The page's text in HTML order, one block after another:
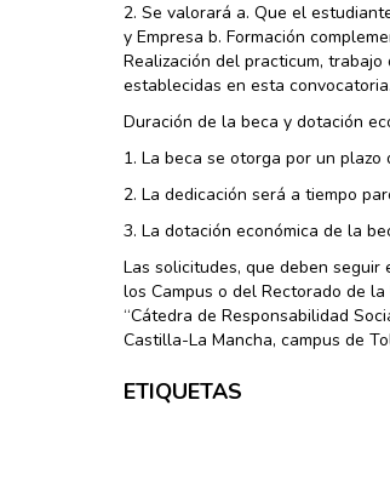
2. Se valorará a. Que el
y Empresa b. Formación
Realización del practicum,
establecidas en esta convocatoria.
Duración de la beca y dotación
1. La beca se otorga por un
2. La dedicación será a tiempo
3. La dotación económica de la
Las solicitudes, que deben
los Campus o del Rectorado de
“Cátedra de Responsabilidad
Castilla-La Mancha, campus de
ETIQUETAS